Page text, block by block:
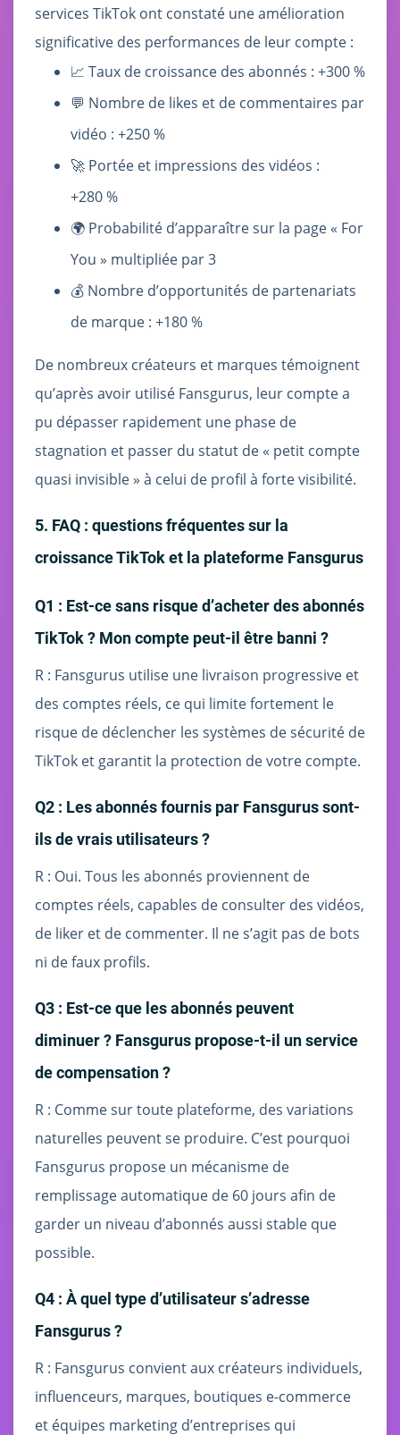
services TikTok ont constaté une amélioration
significative des performances de leur compte :
📈 Taux de croissance des abonnés : +300 %
💬 Nombre de likes et de commentaires par
vidéo : +250 %
🚀 Portée et impressions des vidéos :
+280 %
🌍 Probabilité d’apparaître sur la page « For
You » multipliée par 3
💰 Nombre d’opportunités de partenariats
de marque : +180 %
De nombreux créateurs et marques témoignent
qu’après avoir utilisé Fansgurus, leur compte a
pu dépasser rapidement une phase de
stagnation et passer du statut de « petit compte
quasi invisible » à celui de profil à forte visibilité.
5. FAQ : questions fréquentes sur la
croissance TikTok et la plateforme Fansgurus
Q1 : Est-ce sans risque d’acheter des abonnés
TikTok ? Mon compte peut-il être banni ?
R : Fansgurus utilise une livraison progressive et
des comptes réels, ce qui limite fortement le
risque de déclencher les systèmes de sécurité de
TikTok et garantit la protection de votre compte.
Q2 : Les abonnés fournis par Fansgurus sont-
ils de vrais utilisateurs ?
R : Oui. Tous les abonnés proviennent de
comptes réels, capables de consulter des vidéos,
de liker et de commenter. Il ne s’agit pas de bots
ni de faux profils.
Q3 : Est-ce que les abonnés peuvent
diminuer ? Fansgurus propose-t-il un service
de compensation ?
R : Comme sur toute plateforme, des variations
naturelles peuvent se produire. C’est pourquoi
Fansgurus propose un mécanisme de
remplissage automatique de 60 jours afin de
garder un niveau d’abonnés aussi stable que
possible.
Q4 : À quel type d’utilisateur s’adresse
Fansgurus ?
R : Fansgurus convient aux créateurs individuels,
influenceurs, marques, boutiques e-commerce
et équipes marketing d’entreprises qui